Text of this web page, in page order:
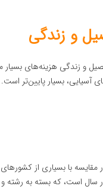
و زندگی
و زندگی هزینه‌های
آسیایی، بسیار پایین‌تر
با بسیاری از
در گرجستان معمولاً بین ۲۰۰۰ تا ۴۰۰۰